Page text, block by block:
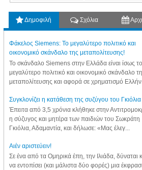
Δημοφιλή Σχόλια
Φάκελος Siemens: Το μεγαλύτερο πολιτικό και
οικονομικό σκάνδαλο της μεταπολίτευσης!
Το σκάνδαλο Siemens στην Ελλάδα είναι ίσως το
μεγαλύτερο πολιτικό και οικονομικό σκάνδαλο
μεταπολίτευσης και αφορά σε χρηματισμό Ελλήν...
Συγκλονίζει η κατάθεση της συζύγου του Γκιόλια
Έπειτα από 3,5 χρόνια κλήθηκε στην
η σύζυγος και μητέρα των παιδιών του Σωκράτη
Γκιόλια, Αδαμαντία, και δήλωσε: «Μας έλεγ...
Aιέν αριστεύειν!
Σε ένα από τα Ομηρικά έπη, την Ιλιάδα, δύναται
να εντοπίσει (και μάλιστα δύο φορές) μια